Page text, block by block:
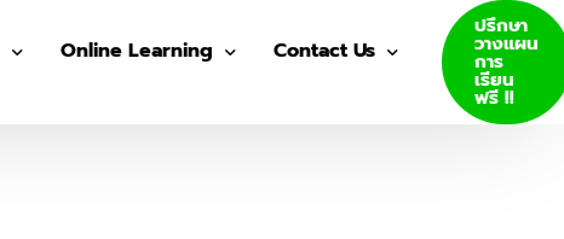
Online Learning Contact Us
ปรึกษา
วางแผน
การ
เรียน
ฟรี !!